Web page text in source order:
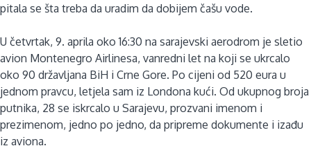
pitala se šta treba da uradim da dobijem čašu vode.
U četvrtak, 9. aprila oko 16:30 na sarajevski aerodrom je sletio
avion Montenegro Airlinesa, vanredni let na koji se ukrcalo
oko 90 državljana BiH i Crne Gore. Po cijeni od 520 eura u
jednom pravcu, letjela sam iz Londona kući. Od ukupnog broja
putnika, 28 se iskrcalo u Sarajevu, prozvani imenom i
prezimenom, jedno po jedno, da pripreme dokumente i izađu
iz aviona.